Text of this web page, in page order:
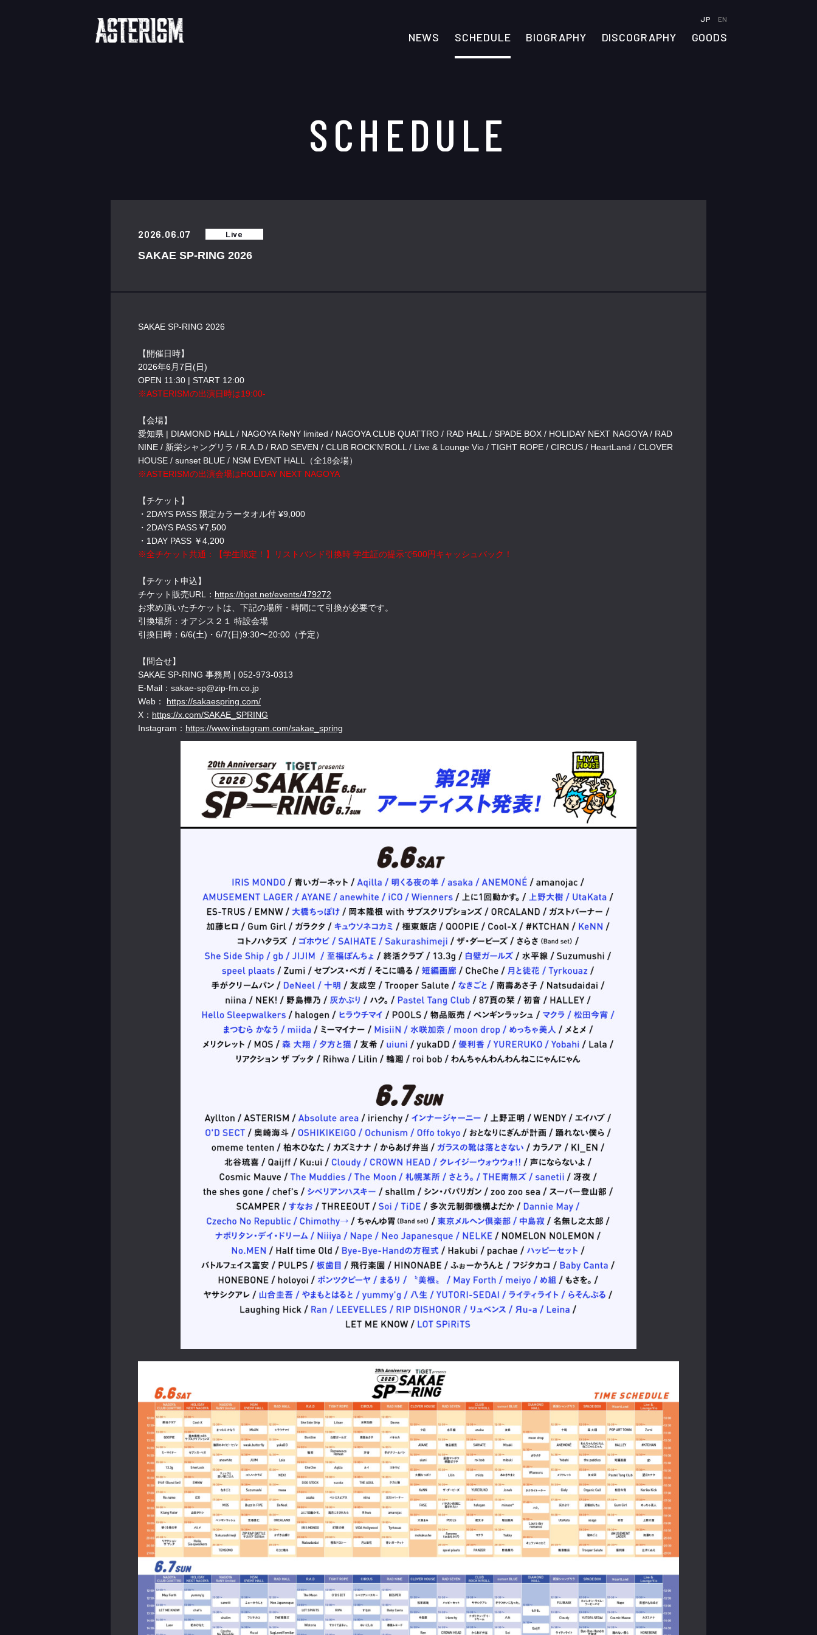
JP EN
NEWS SCHEDULE BIOGRAPHY DISCOGRAPHY GOODS
SCHEDULE
2026.06.07 Live
SAKAE SP-RING 2026
SAKAE SP-RING 2026
【開催日時】
2026年6月7日(日)
OPEN 11:30 | START 12:00
※ASTERISMの出演日時は19:00-
【会場】
愛知県 | DIAMOND HALL / NAGOYA ReNY limited / NAGOYA CLUB QUATTRO / RAD HALL / SPADE BOX / HOLIDAY NEXT NAGOYA / RAD
NINE / 新栄シャングリラ / R.A.D / RAD SEVEN / CLUB ROCK'N'ROLL / Live & Lounge Vio / TIGHT ROPE / CIRCUS / HeartLand / CLOVER
HOUSE / sunset BLUE / NSM EVENT HALL（全18会場）
※ASTERISMの出演会場はHOLIDAY NEXT NAGOYA
【チケット】
・2DAYS PASS 限定カラータオル付 ¥9,000
・2DAYS PASS ¥7,500
・1DAY PASS ￥4,200
※全チケット共通：【学生限定！】リストバンド引換時 学生証の提示で500円キャッシュバック！
【チケット申込】
チケット販売URL： https://tiget.net/events/479272
お求め頂いたチケットは、下記の場所・時間にて引換が必要です。
引換場所：オアシス２１ 特設会場
引換日時：6/6(土)・6/7(日)9:30〜20:00（予定）
【問合せ】
SAKAE SP-RING 事務局 | 052-973-0313
E-Mail：sakae-sp@zip-fm.co.jp
Web： https://sakaespring.com/
X： https://x.com/SAKAE_SPRING
Instagram： https://www.instagram.com/sakae_spring